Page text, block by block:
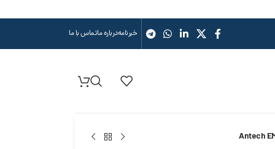
خبرنامهدرباره ماتماس با ما